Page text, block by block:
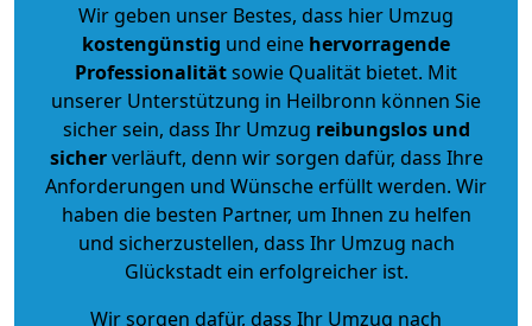
Wir geben unser Bestes, dass hier Umzug
kostengünstig und eine hervorragende
Professionalitätsowie Qualität bietet. Mit
unserer Unterstützung in Heilbronn können Sie
sicher sein, dass Ihr Umzug reibungslos und
sicherverläuft, denn wir sorgen dafür, dass Ihre
Anforderungen und Wünsche erfüllt werden. Wir
haben die besten Partner, um Ihnen zu helfen
und sicherzustellen, dass Ihr Umzug nach
Glückstadt ein erfolgreicher ist.
Wir sorgen dafür, dass Ihr Umzug nach